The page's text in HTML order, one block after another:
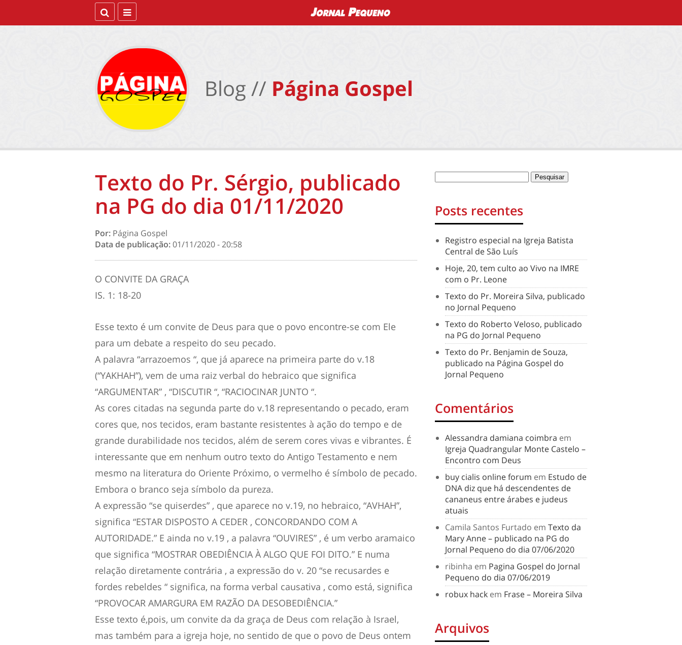
Blog // Página Gospel
Texto do Pr. Sérgio, publicado
na PG do dia 01/11/2020
Por: Página Gospel
Data de publicação:01/11/2020 - 20:58
O CONVITE DA GRAÇA
IS. 1: 18-20
Esse texto é um convite de Deus para que o povo encontre-se com Ele
para um debate a respeito do seu pecado.
A palavra “arrazoemos “, que já aparece na primeira parte do v.18
(“YAKHAH”), vem de uma raiz verbal do hebraico que significa
“ARGUMENTAR” , “DISCUTIR “, “RACIOCINAR JUNTO “.
As cores citadas na segunda parte do v.18 representando o pecado, eram
cores que, nos tecidos, eram bastante resistentes à ação do tempo e de
grande durabilidade nos tecidos, além de serem cores vivas e vibrantes. É
interessante que em nenhum outro texto do Antigo Testamento e nem
mesmo na literatura do Oriente Próximo, o vermelho é símbolo de pecado.
Embora o branco seja símbolo da pureza.
A expressão “se quiserdes” , que aparece no v.19, no hebraico, “AVHAH”,
significa “ESTAR DISPOSTO A CEDER , CONCORDANDO COM A
AUTORIDADE.” E ainda no v.19 , a palavra “OUVIRES” , é um verbo aramaico
que significa “MOSTRAR OBEDIÊNCIA À ALGO QUE FOI DITO.” E numa
relação diretamente contrária , a expressão do v. 20 “se recusardes e
fordes rebeldes “ significa, na forma verbal causativa , como está, significa
“PROVOCAR AMARGURA EM RAZÃO DA DESOBEDIÊNCIA.”
Esse texto é,pois, um convite da da graça de Deus com relação à Israel,
mas também para a igreja hoje, no sentido de que o povo de Deus ontem
Posts recentes
Registro especial na Igreja Batista
Central de São Luís
Hoje, 20, tem culto ao Vivo na IMRE
com o Pr. Leone
Texto do Pr. Moreira Silva, publicado
no Jornal Pequeno
Texto do Roberto Veloso, publicado
na PG do Jornal Pequeno
Texto do Pr. Benjamin de Souza,
publicado na Página Gospel do
Jornal Pequeno
Comentários
Alessandra damiana coimbra em
Igreja Quadrangular Monte Castelo –
Encontro com Deus
buy cialis online forum em Estudo de
DNA diz que há descendentes de
cananeus entre árabes e judeus
atuais
Camila Santos Furtado em Texto da
Mary Anne – publicado na PG do
Jornal Pequeno do dia 07/06/2020
ribinha em Pagina Gospel do Jornal
Pequeno do dia 07/06/2019
robux hack em Frase – Moreira Silva
Arquivos